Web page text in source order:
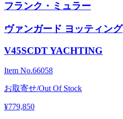
フランク・ミュラー
ヴァンガード ヨッティング
V45SCDT YACHTING
Item No.66058
お取寄せ/Out Of Stock
¥779,850